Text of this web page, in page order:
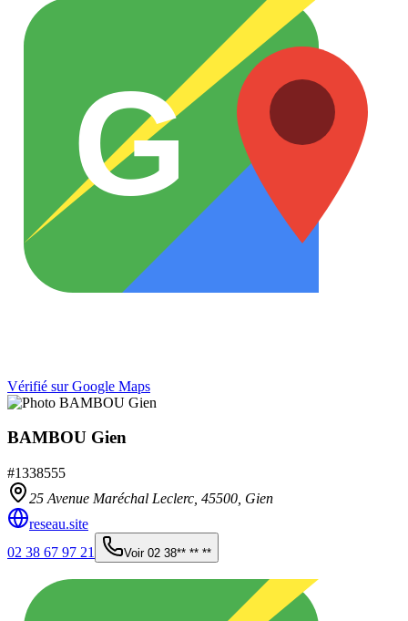
G
Vérifié sur Google Maps
BAMBOU Gien
#1338555
25 Avenue Maréchal Leclerc, 45500 Gien
reseau.site
02 38 67 97 21
Voir 02 38** ** **